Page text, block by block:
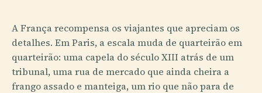
A França recompensa os viajantes que apreciam os
detalhes. Em Paris, a escala muda de quarteirão em
quarteirão: uma capela do século XIII atrás de um
tribunal, uma rua de mercado que ainda cheira a
frango assado e manteiga, um rio que não para de